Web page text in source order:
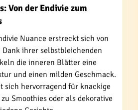
Von der Endivie zum
Nuance erstreckt sich von
Dank ihrer selbstbleichenden
die inneren Blätter eine
und einen milden Geschmack.
sich hervorragend für knackige
Smoothies oder als dekorative